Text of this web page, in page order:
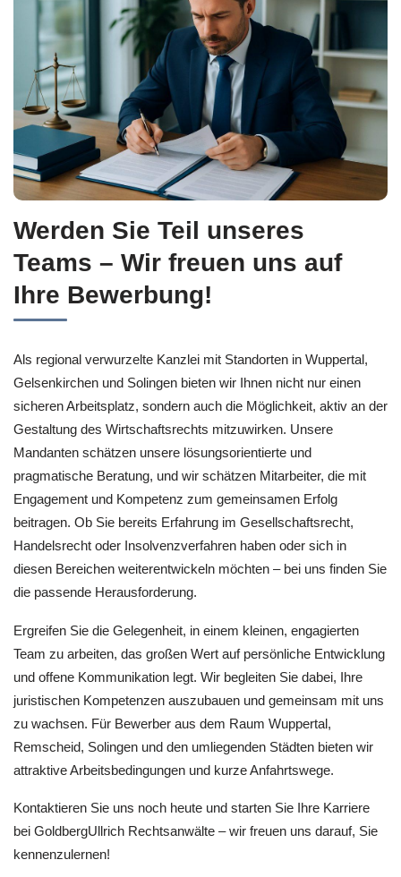
Werden Sie Teil unseres
Teams – Wir freuen uns auf
Ihre Bewerbung!
Als regional verwurzelte Kanzlei mit Standorten in Wuppertal,
Gelsenkirchen und Solingen bieten wir Ihnen nicht nur einen
sicheren Arbeitsplatz, sondern auch die Möglichkeit, aktiv an der
Gestaltung des Wirtschaftsrechts mitzuwirken. Unsere
Mandanten schätzen unsere lösungsorientierte und
pragmatische Beratung, und wir schätzen Mitarbeiter, die mit
Engagement und Kompetenz zum gemeinsamen Erfolg
beitragen. Ob Sie bereits Erfahrung im Gesellschaftsrecht,
Handelsrecht oder Insolvenzverfahren haben oder sich in
diesen Bereichen weiterentwickeln möchten – bei uns finden Sie
die passende Herausforderung.
Ergreifen Sie die Gelegenheit, in einem kleinen, engagierten
Team zu arbeiten, das großen Wert auf persönliche Entwicklung
und offene Kommunikation legt. Wir begleiten Sie dabei, Ihre
juristischen Kompetenzen auszubauen und gemeinsam mit uns
zu wachsen. Für Bewerber aus dem Raum Wuppertal,
Remscheid, Solingen und den umliegenden Städten bieten wir
attraktive Arbeitsbedingungen und kurze Anfahrtswege.
Kontaktieren Sie uns noch heute und starten Sie Ihre Karriere
bei GoldbergUllrich Rechtsanwälte – wir freuen uns darauf, Sie
kennenzulernen!